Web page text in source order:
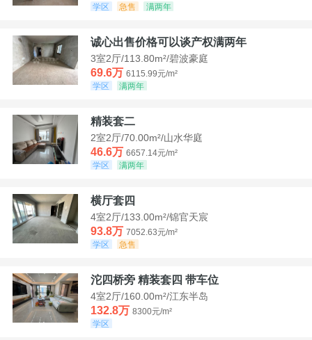
学区
急售 满两年
诚心出售价格可以谈产权满两年
3室2厅/113.80m²/碧波豪庭
69.6万 6115.99元/m²
学区
满两年
精装套二
2室2厅/70.00m²/山水华庭
46.6万 6657.14元/m²
学区
满两年
横厅套四
4室2厅/133.00m²/锦官天宸
93.8万 7052.63元/m²
学区
急售
沱四桥旁 精装套四 带车位
4室2厅/160.00m²/江东半岛
132.8万 8300元/m²
学区